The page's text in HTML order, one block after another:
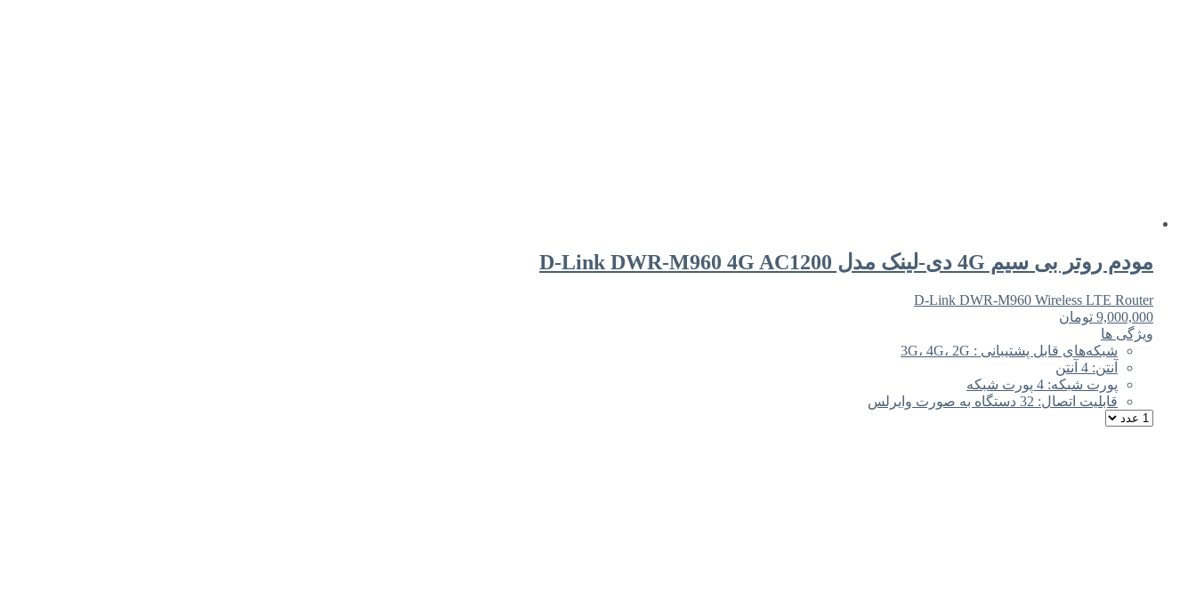
مودم روتر بی سیم 4G دی-لینک مدل D-Link DWR-M960 4G AC1200
D-Link DWR-M960 Wireless LTE Router
9,000,000 تومان
ویژگی ها
شبکه‌های قابل پشتیبانی : 3G، 4G، 2G
آنتن: 4 آنتن
پورت شبکه: 4 پورت شبکه
قابلیت اتصال: 32 دستگاه به صورت وایرلس